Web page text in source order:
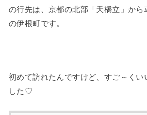
の行先は、京都の北部「天橋立」から
の伊根町です。
初めて訪れたんですけど、すご～くい
した♡